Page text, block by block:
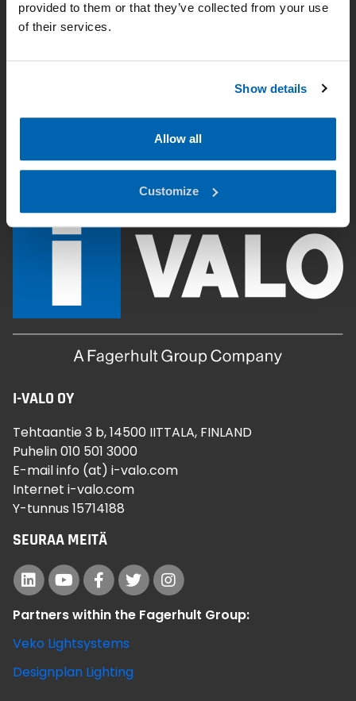
provided to them or that they’ve collected from your use
of their services.
Show details
Allow all
Customize
Etusivu
Valaistussuunnittelu
I-VALO OY
Tehtaantie 3 b, 14500 IITTALA, FINLAND
Puhelin 010 501 3000
E-mail info (at) i-valo.com
Internet i-valo.com
Y-tunnus 15714188
SEURAA MEITÄ
Partners within the Fagerhult Group:
Veko Lightsystems
Designplan Lighting